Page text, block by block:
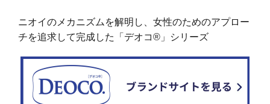
冬虫夏草 セノビック エピステーム SKIO
メラノCC ケアセラ 美容サプリメント
ヘリオホワイト
ニオイのメカニズムを解明し、女性のためのアプロー
チを追求して完成した「デオコ®」シリーズ